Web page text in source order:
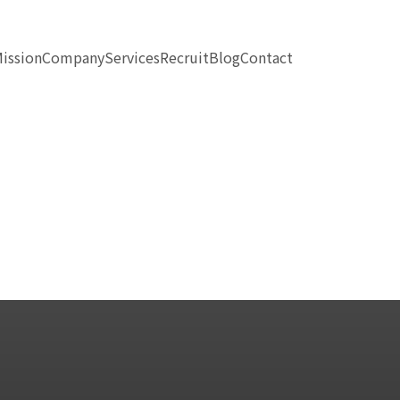
CompanyServicesRecruitBlogContact